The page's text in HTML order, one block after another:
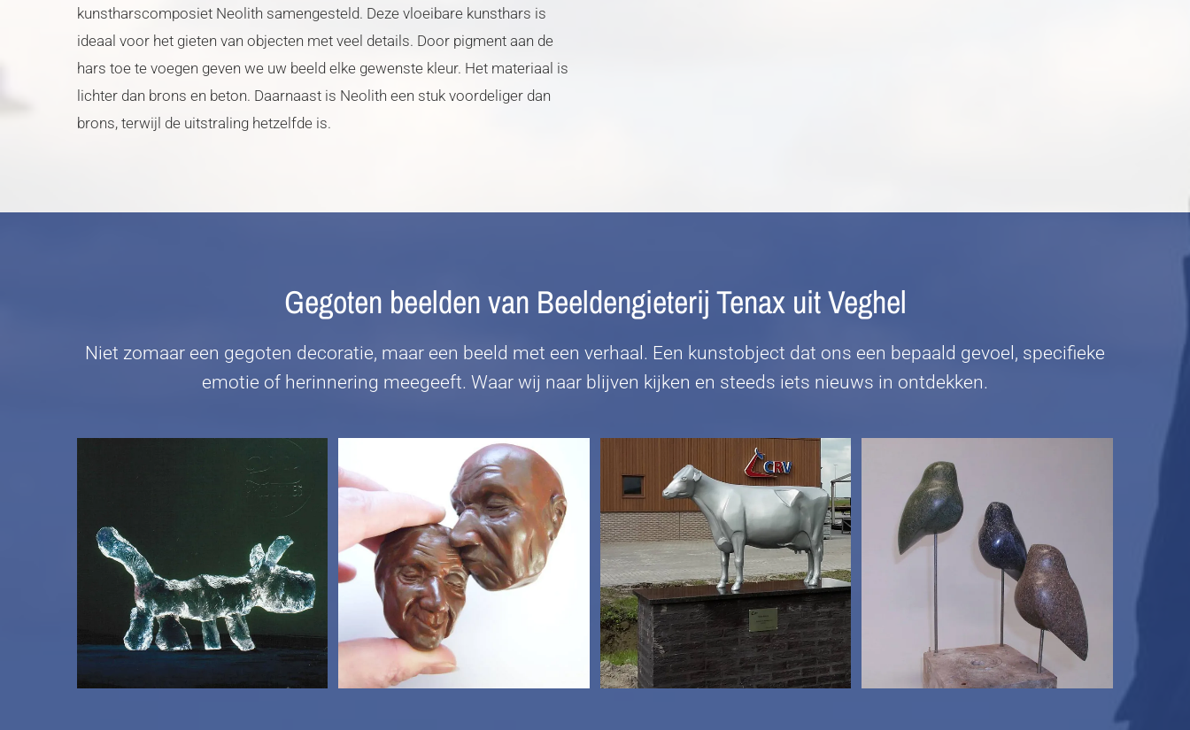
kunstharscomposiet Neolith samengesteld. Deze vloeibare kunsthars is
ideaal voor het gieten van objecten met veel details. Door pigment aan de
hars toe te voegen geven we uw beeld elke gewenste kleur. Het materiaal is
lichter dan brons en beton. Daarnaast is Neolith een stuk voordeliger dan
brons, terwijl de uitstraling hetzelfde is.
Gegoten beelden van Beeldengieterij Tenax uit Veghel
Niet zomaar een gegoten decoratie, maar een beeld met een verhaal. Een kunstobject dat ons een bepaald gevoel, specifieke
emotie of herinnering meegeeft. Waar wij naar blijven kijken en steeds iets nieuws in ontdekken.